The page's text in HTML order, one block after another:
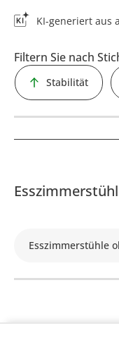
KI-generiert aus
Filtern Sie nach
Stabilität
Esszimmerstühle